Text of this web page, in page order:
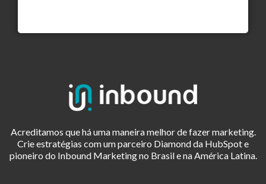
Acreditamos que há uma maneira melhor de fazer marketing.
Crie estratégias com um parceiro Diamond da HubSpot e
pioneiro do Inbound Marketing no Brasil e na América Latina.